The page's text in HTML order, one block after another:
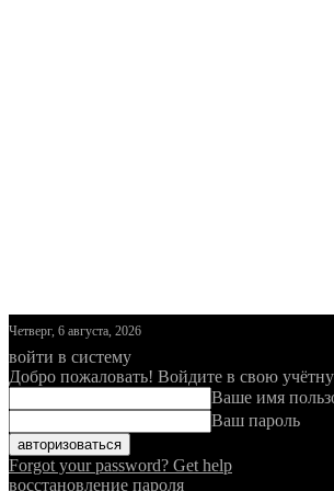
Четверг, 6 августа, 2026
войти в систему
Добро пожаловать! Войдите в свою
Ваше имя
Ваш пароль
Forgot your password? Get help
восстановление пароля